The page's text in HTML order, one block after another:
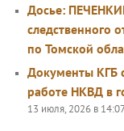
Досье:
следственного
по Томской
Документы КГБ
работе НКВД в
13 июля, 2026 в 14:07